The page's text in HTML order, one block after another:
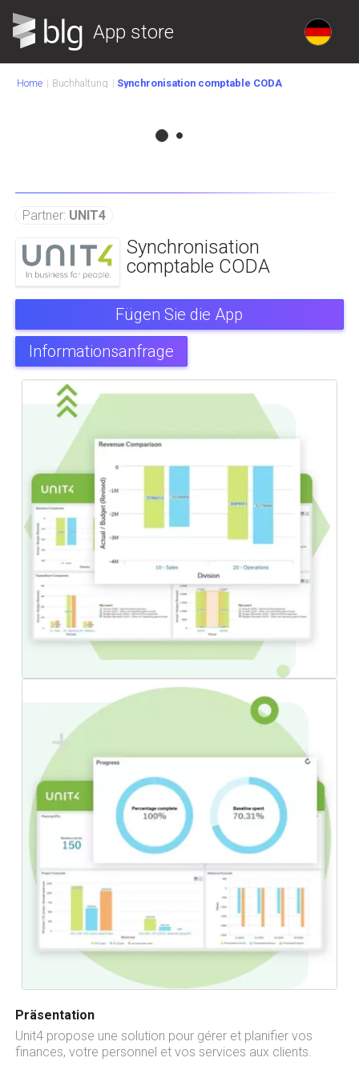
App store
Home Buchhaltung Synchronisation comptable CODA
Partner: UNIT4
Synchronisation
comptable CODA
Fügen Sie die App
Informationsanfrage
Präsentation
Unit4 propose une solution pour gérer et planifier vos
finances, votre personnel et vos services aux clients.